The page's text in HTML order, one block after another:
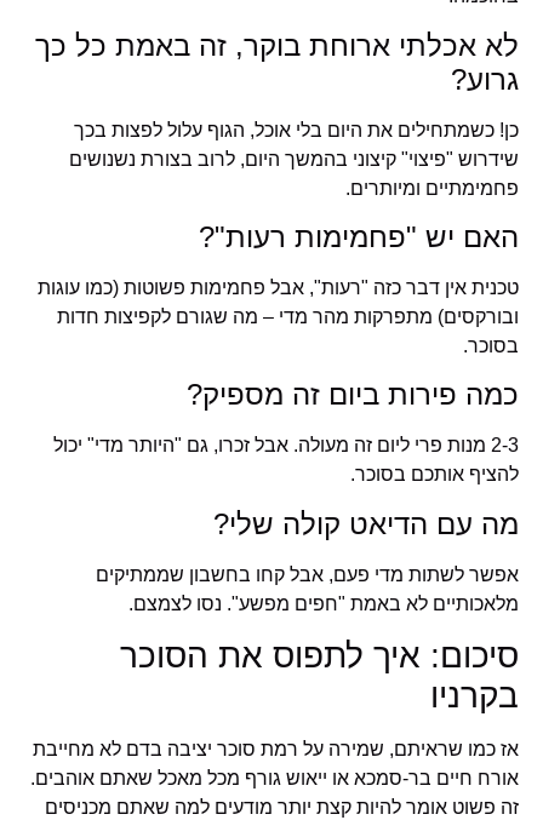
לא אכלתי ארוחת בוקר, זה באמת כל כך
גרוע?
כן! כשמתחילים את היום בלי אוכל, הגוף עלול לפצות בכך
שידרוש "פיצוי" קיצוני בהמשך היום, לרוב בצורת נשנושים
פחמימתיים ומיותרים.
האם יש "פחמימות רעות"?
טכנית אין דבר כזה "רעות", אבל פחמימות פשוטות (כמו עוגות
ובורקסים) מתפרקות מהר מדי – מה שגורם לקפיצות חדות
בסוכר.
כמה פירות ביום זה מספיק?
2-3 מנות פרי ליום זה מעולה. אבל זכרו, גם "היותר מדי" יכול
להציף אותכם בסוכר.
מה עם הדיאט קולה שלי?
אפשר לשתות מדי פעם, אבל קחו בחשבון שממתיקים
מלאכותיים לא באמת "חפים מפשע". נסו לצמצם.
סיכום: איך לתפוס את הסוכר
בקרניו
אז כמו שראיתם, שמירה על רמת סוכר יציבה בדם לא מחייבת
אורח חיים בר-סמכא או ייאוש גורף מכל מאכל שאתם אוהבים.
זה פשוט אומר להיות קצת יותר מודעים למה שאתם מכניסים